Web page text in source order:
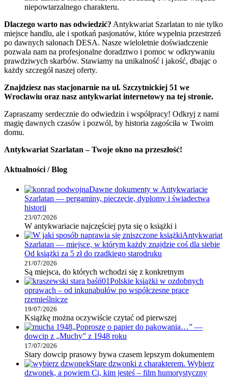
niepowtarzalnego charakteru.
Dlaczego warto nas odwiedzić? Antykwariat Szarlatan to nie tylko
miejsce handlu, ale i spotkań pasjonatów, które wypełnia przestrzeń
po dawnych salonach DESA. Nasze wieloletnie doświadczenie
pozwala nam na profesjonalne doradztwo i pomoc w odkrywaniu
prawdziwych skarbów. Stawiamy na unikalność i jakość, dbając o
każdy szczegół naszej oferty.
Znajdziesz nas stacjonarnie na ul. Szczytnickiej 51 we
Wrocławiu oraz nasz antykwariat internetowy na tej stronie.
Zapraszamy serdecznie do odwiedzin i współpracy! Odkryj z nami
magię dawnych czasów i pozwól, by historia zagościła w Twoim
domu.
Antykwariat Szarlatan – Twoje okno na przeszłość!
Aktualności / Blog
Dawne dokumenty w Antykwariacie
Szarlatan — pergaminy, pieczęcie, dyplomy i świadectwa
historii
23/07/2026
W antykwariacie najczęściej pyta się o książki i
Antykwariat
Szarlatan — miejsce, w którym każdy znajdzie coś dla siebie
Od książki za 5 zł do rzadkiego starodruku
21/07/2026
Są miejsca, do których wchodzi się z konkretnym
Polskie książki w ozdobnych
oprawach – od inkunabułów po współczesne prace
rzemieślnicze
19/07/2026
Książkę można oczywiście czytać od pierwszej
„Poproszę o papier do pakowania…” —
dowcip z „Muchy” z 1948 roku
17/07/2026
Stary dowcip prasowy bywa czasem lepszym dokumentem
Stare dzwonki z charakterem. Wybierz
dzwonek, a powiem Ci, kim jesteś – film humorystyczny